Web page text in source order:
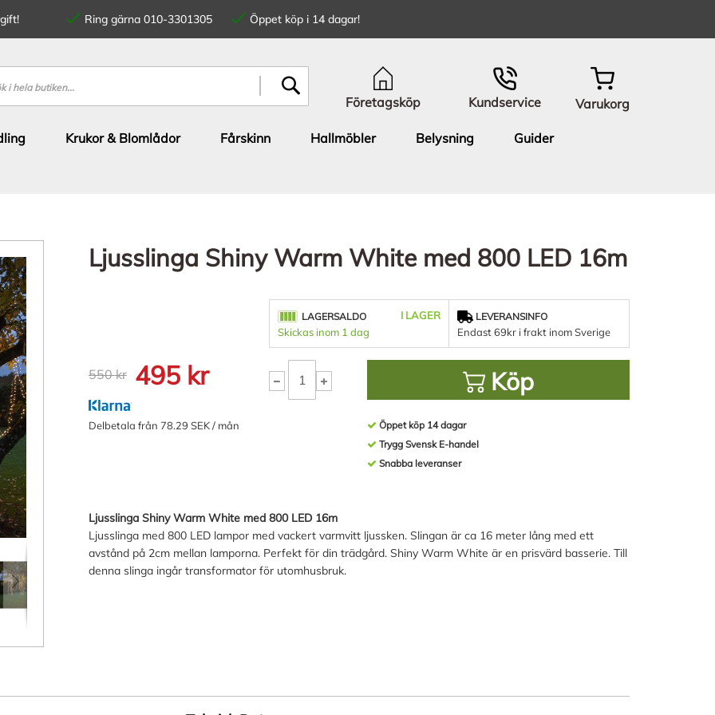
Ring gärna 010-3301305
Öppet köp i 14 dagar!
Företagsköp Kundservice Varukorg
Krukor & Blomlådor Fårskinn Hallmöbler Belysning
Guider
Ljusslinga Shiny Warm White med 800 LED 16m
550 kr 495 kr
Delbetala från 78.29 SEK / mån
LAGERSALDO
I LAGER
Skickas inom 1 dag
LEVERANSINFO
Endast 69kr i frakt inom Sverige
Köp
Öppet köp 14 dagar
Trygg Svensk E-handel
Snabba leveranser
Ljusslinga Shiny Warm White med 800 LED 16m
Ljusslinga med 800 LED lampor med vackert varmvitt ljussken. Slingan är ca 16 meter lång med ett
avstånd på 2cm mellan lamporna. Perfekt för din trädgård. Shiny Warm White är en prisvärd basserie. Till
denna slinga ingår transformator för utomhusbruk.